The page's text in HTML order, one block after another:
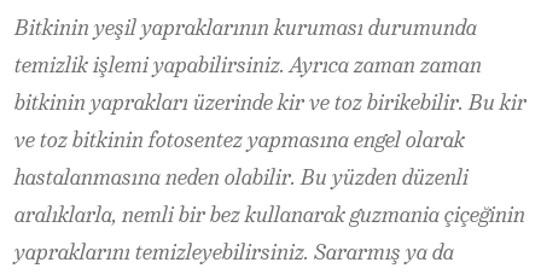
Bitkinin yeşil yapraklarının kuruması durumunda
temizlik işlemi yapabilirsiniz. Ayrıca zaman zaman
bitkinin yaprakları üzerinde kir ve toz birikebilir. Bu kir
ve toz bitkinin fotosentez yapmasına engel olarak
hastalanmasına neden olabilir. Bu yüzden düzenli
aralıklarla, nemli bir bez kullanarak guzmania çiçeğinin
yapraklarını temizleyebilirsiniz. Sararmış ya da